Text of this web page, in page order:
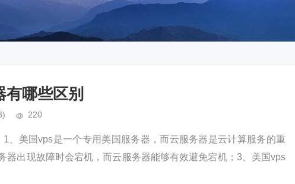
哪些区别
220
、美国vps是一个专用美国服务器，而云服务器是云计算服务的重
器出现故障时会宕机，而云服务器能够有效避免宕机；3、美国vps